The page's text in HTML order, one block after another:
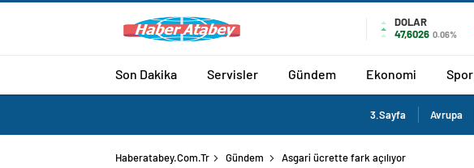
DOLAR
47,6026 0.06%
Son Dakika Servisler Gündem Ekonomi Spor
3.Sayfa Avrupa
Haberatabey.com.tr Gündem Asgari ücrette fark açılıyor